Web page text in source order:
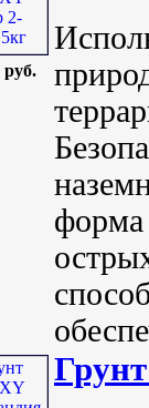
руб.
форма